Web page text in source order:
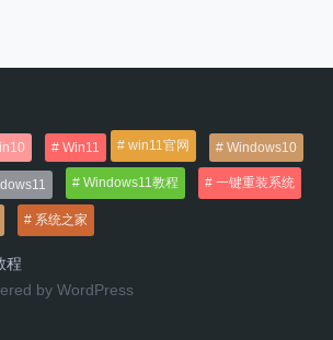
Win11 win11官网 Windows10
Windows11教程 一键重装系统
系统之家
程
by WordPress